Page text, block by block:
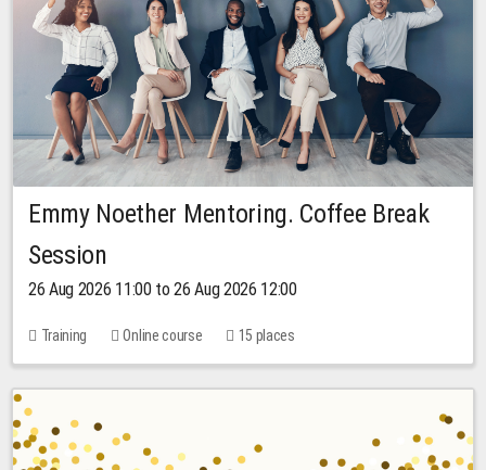
Emmy Noether Mentoring. Coffee Break
Session
26 Aug 2026 11:00 to 26 Aug 2026 12:00
Training Online course 15 places